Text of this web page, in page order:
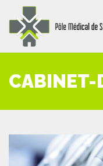
CABINET-